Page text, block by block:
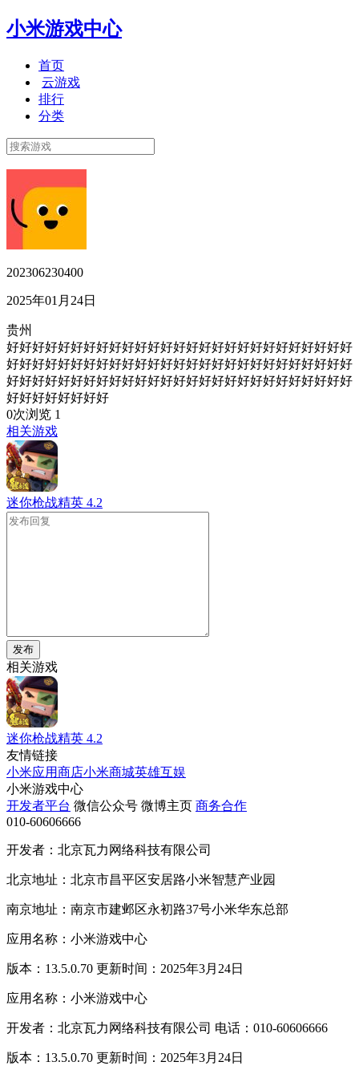
小米游戏中心
首页
云游戏
排行
分类
202306230400
2025年01月24日
贵州
好好好好好好好好好好好好好好好好好好好好好好好好好好好
好好好好好好好好好好好好好好好好好好好好好好好好好好好
好好好好好好好好好好好好好好好好好好好好好好好好好好好
好好好好好好好好
0次浏览 1
相关游戏
迷你枪战精英 4.2
发布
相关游戏
迷你枪战精英 4.2
友情链接
小米应用商店小米商城英雄互娱
小米游戏中心
开发者平台 微信公众号 微博主页 商务合作
010-60606666
开发者：北京瓦力网络科技有限公司
北京地址：北京市昌平区安居路小米智慧产业园
南京地址：南京市建邺区永初路37号小米华东总部
应用名称：小米游戏中心
版本：13.5.0.70 更新时间：2025年3月24日
应用名称：小米游戏中心
开发者：北京瓦力网络科技有限公司 电话：010-60606666
版本：13.5.0.70 更新时间：2025年3月24日